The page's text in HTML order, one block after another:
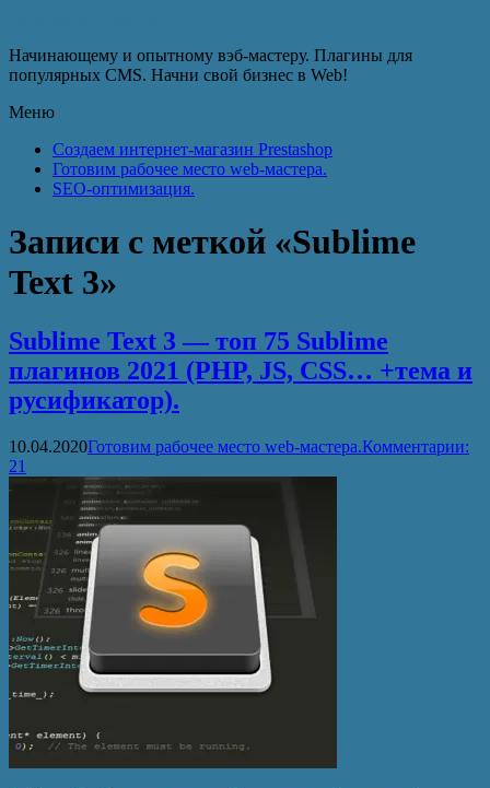
Начинающему и опытному вэб-мастеру. Плагины для
популярных CMS. Начни свой бизнес в Web!
Меню
Создаем интернет-магазин Prestashop
Готовим рабочее место web-мастера.
SEO-оптимизация.
Записи с меткой «Sublime
Text 3»
Sublime Text 3 — топ 75 Sublime
плагинов 2021 (PHP, JS, CSS… +тема и
русификатор).
10.04.2020Готовим рабочее место web-мастера.Комментарии:
21